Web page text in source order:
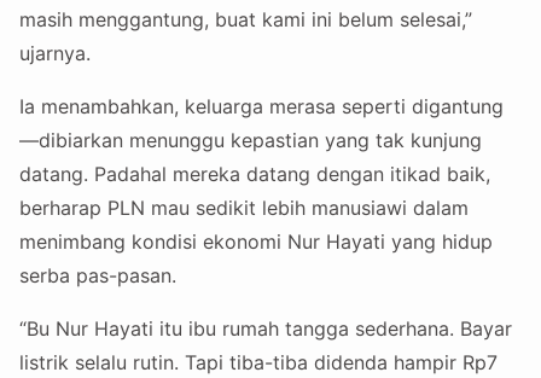
masih menggantung, buat kami ini belum selesai,”
ujarnya.
Ia menambahkan, keluarga merasa seperti digantung
—dibiarkan menunggu kepastian yang tak kunjung
datang. Padahal mereka datang dengan itikad baik,
berharap PLN mau sedikit lebih manusiawi dalam
menimbang kondisi ekonomi Nur Hayati yang hidup
serba pas-pasan.
“Bu Nur Hayati itu ibu rumah tangga sederhana. Bayar
listrik selalu rutin. Tapi tiba-tiba didenda hampir Rp7